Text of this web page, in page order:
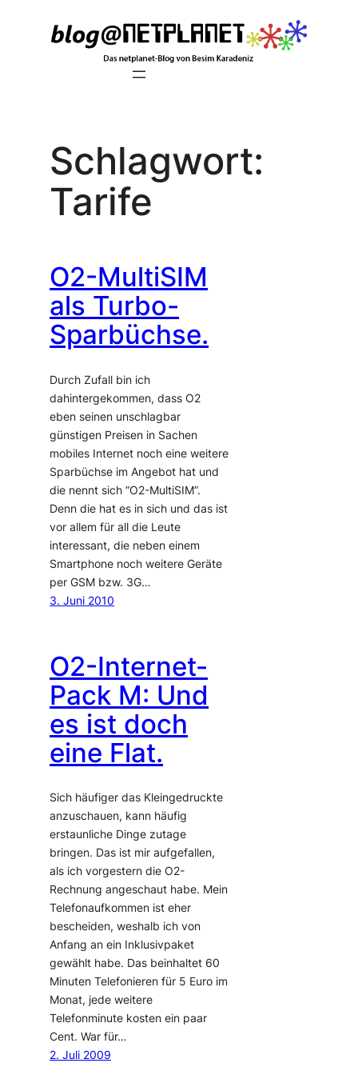
Schlagwort:
Tarife
O2-MultiSIM
als Turbo-
Sparbüchse.
Durch Zufall bin ich
dahintergekommen, dass O2
eben seinen unschlagbar
günstigen Preisen in Sachen
mobiles Internet noch eine weitere
Sparbüchse im Angebot hat und
die nennt sich “O2-MultiSIM”.
Denn die hat es in sich und das ist
vor allem für all die Leute
interessant, die neben einem
Smartphone noch weitere Geräte
per GSM bzw. 3G…
3. Juni 2010
O2-Internet-
Pack M: Und
es ist doch
eine Flat.
Sich häufiger das Kleingedruckte
anzuschauen, kann häufig
erstaunliche Dinge zutage
bringen. Das ist mir aufgefallen,
als ich vorgestern die O2-
Rechnung angeschaut habe. Mein
Telefonaufkommen ist eher
bescheiden, weshalb ich von
Anfang an ein Inklusivpaket
gewählt habe. Das beinhaltet 60
Minuten Telefonieren für 5 Euro im
Monat, jede weitere
Telefonminute kosten ein paar
Cent. War für…
2. Juli 2009